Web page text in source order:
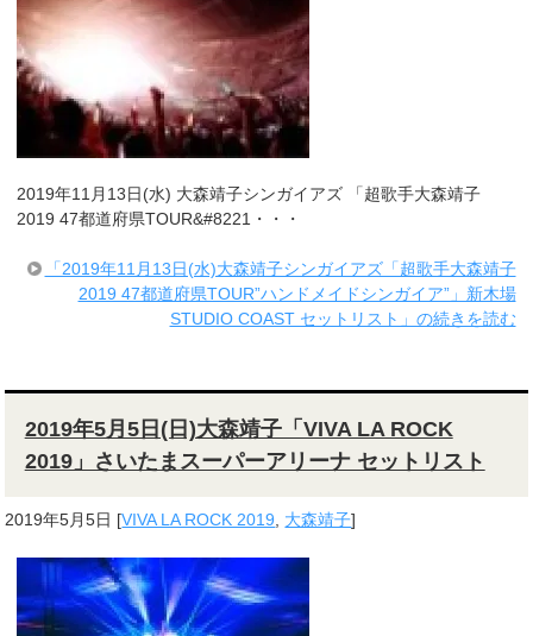
2019年11月13日(水) 大森靖子シンガイアズ 「超歌手大森靖子
2019 47都道府県TOUR&#8221・・・
「2019年11月13日(水)大森靖子シンガイアズ「超歌手大森靖子
2019 47都道府県TOUR”ハンドメイドシンガイア”」新木場
STUDIO COAST セットリスト」の続きを読む
2019年5月5日(日)大森靖子「VIVA LA ROCK
2019」さいたまスーパーアリーナ セットリスト
2019年5月5日 [VIVA LA ROCK 2019 大森靖子]